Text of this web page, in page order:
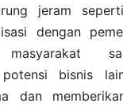
jeram
dengan
potensi bisnis
dan